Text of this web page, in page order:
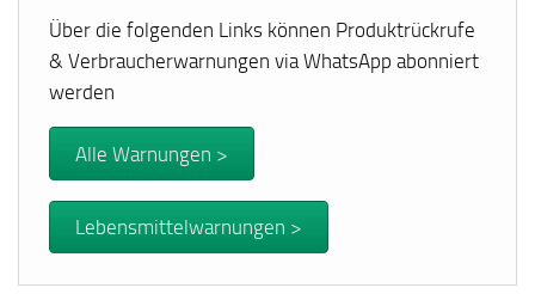
Über die folgenden Links können Produktrückrufe
& Verbraucherwarnungen via WhatsApp abonniert
werden
Alle Warnungen >
Lebensmittelwarnungen >